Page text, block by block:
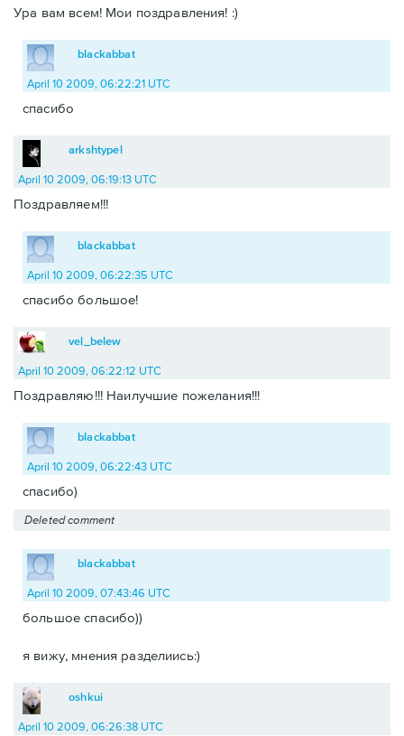
Ура вам всем! Мои поздравления! :)
blackabbat
April 10 2009, 06:22:21 UTC
спасибо
arkshtypel
April 10 2009, 06:19:13 UTC
Поздравляем!!!
blackabbat
April 10 2009, 06:22:35 UTC
спасибо большое!
vel_belew
April 10 2009, 06:22:12 UTC
Поздравляю!!! Наилучшие пожелания!!!
blackabbat
April 10 2009, 06:22:43 UTC
спасибо)
Deleted comment
blackabbat
April 10 2009, 07:43:46 UTC
большое спасибо))
я вижу, мнения разделиись:)
oshkui
April 10 2009, 06:26:38 UTC